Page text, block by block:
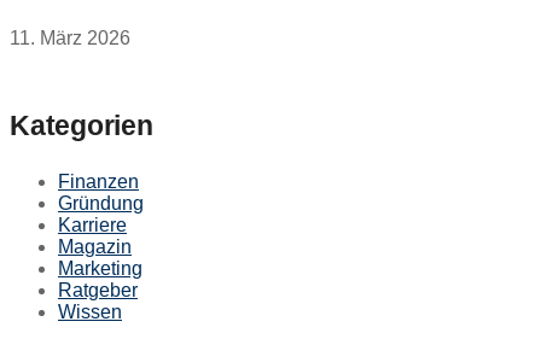
11. März 2026
Kategorien
Finanzen
Gründung
Karriere
Magazin
Marketing
Ratgeber
Wissen